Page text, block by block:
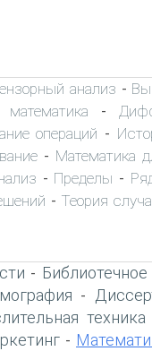
анализ -
математика -
операций -
- Математика
- Пределы -
- Теория
-
-
-